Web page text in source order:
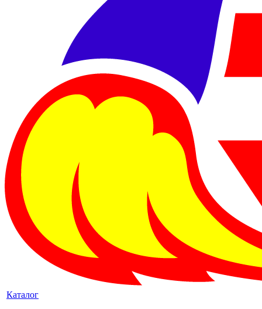
Каталог